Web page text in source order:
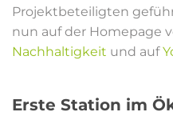
Projektbeteiligten
nun auf der Homepage
Nachhaltigkeit und auf
Erste Station im